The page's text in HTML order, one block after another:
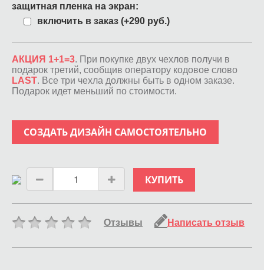
защитная пленка на экран:
включить в заказ (+290 руб.)
АКЦИЯ 1+1=3. При покупке двух чехлов получи в
подарок третий, сообщив оператору кодовое слово
LAST. Все три чехла должны быть в одном заказе.
Подарок идет меньший по стоимости.
СОЗДАТЬ ДИЗАЙН САМОСТОЯТЕЛЬНО
КУПИТЬ
Отзывы Написать отзыв